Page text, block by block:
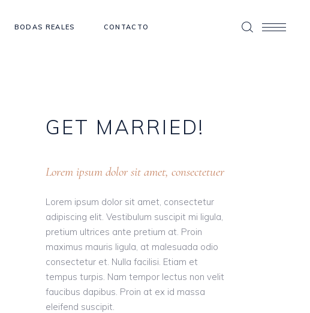
BODAS REALES CONTACTO
GET MARRIED!
Lorem ipsum dolor sit amet, consectetuer
Lorem ipsum dolor sit amet, consectetur
adipiscing elit. Vestibulum suscipit mi ligula,
pretium ultrices ante pretium at. Proin
maximus mauris ligula, at malesuada odio
consectetur et. Nulla facilisi. Etiam et
tempus turpis. Nam tempor lectus non velit
faucibus dapibus. Proin at ex id massa
eleifend suscipit.